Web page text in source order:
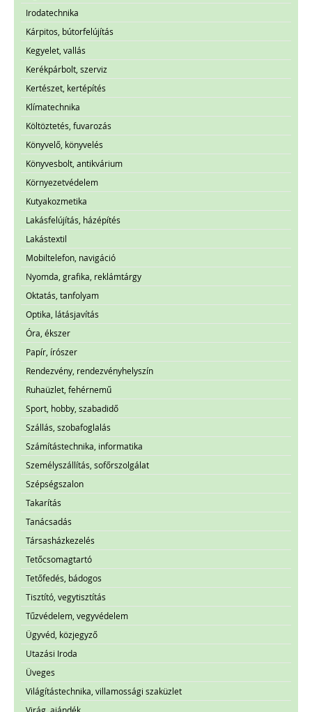
Irodatechnika
Kárpitos, bútorfelújítás
Kegyelet, vallás
Kerékpárbolt, szerviz
Kertészet, kertépítés
Klímatechnika
Költöztetés, fuvarozás
Könyvelő, könyvelés
Könyvesbolt, antikvárium
Környezetvédelem
Kutyakozmetika
Lakásfelújítás, házépítés
Lakástextil
Mobiltelefon, navigáció
Nyomda, grafika, reklámtárgy
Oktatás, tanfolyam
Optika, látásjavítás
Óra, ékszer
Papír, írószer
Rendezvény, rendezvényhelyszín
Ruhaüzlet, fehérnemű
Sport, hobby, szabadidő
Szállás, szobafoglalás
Számítástechnika, informatika
Személyszállítás, sofőrszolgálat
Szépségszalon
Takarítás
Tanácsadás
Társasházkezelés
Tetőcsomagtartó
Tetőfedés, bádogos
Tisztító, vegytisztítás
Tűzvédelem, vegyvédelem
Ügyvéd, közjegyző
Utazási Iroda
Üveges
Világítástechnika, villamossági szaküzlet
Virág, ajándék